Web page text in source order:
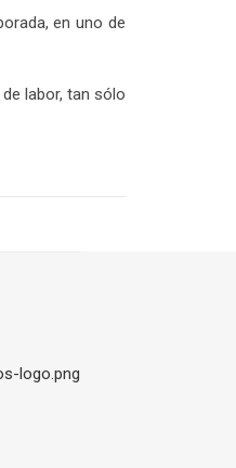
en uno de
labor, tan sólo